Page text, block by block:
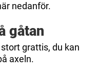
nedanför.
gåtan
grattis, du kan
axeln.